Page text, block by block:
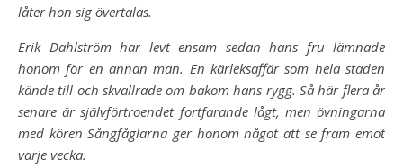
låter hon sig övertalas.
Erik Dahlström har levt ensam sedan hans fru lämnade
honom för en annan man. En kärleksaffär som hela staden
kände till och skvallrade om bakom hans rygg. Så här flera år
senare är självförtroendet fortfarande lågt, men övningarna
med kören Sångfåglarna ger honom något att se fram emot
varje vecka.